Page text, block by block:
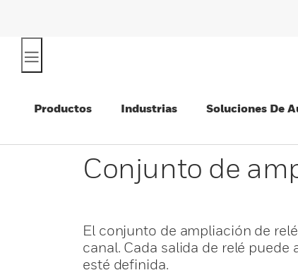
Productos Industrias Soluciones De
Conjunto de
El conjunto de ampliación de
canal. Cada salida de relé
esté definida.